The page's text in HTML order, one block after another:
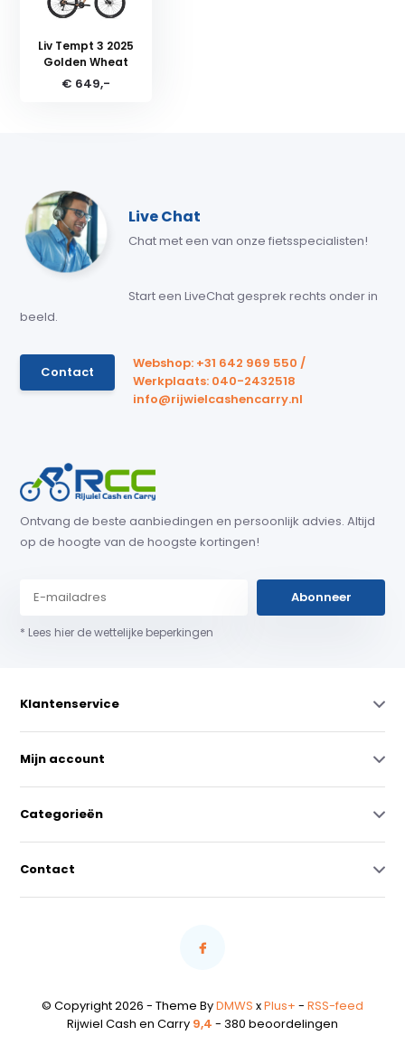
Liv Tempt 3 2025
Golden Wheat
€ 649,-
Live Chat
Chat met een van onze fietsspecialisten!
Start een LiveChat gesprek rechts onder in
beeld.
Contact
Webshop: +31 642 969 550 /
Werkplaats: 040-2432518
info@rijwielcashencarry.nl
Ontvang de beste aanbiedingen en persoonlijk advies. Altijd
op de hoogte van de hoogste kortingen!
Abonneer
* Lees hier de wettelijke beperkingen
Klantenservice
Mijn account
Categorieën
Contact
© Copyright 2026 - Theme ByDMWS xPlus+ - RSS-feed
Rijwiel Cash en Carry 9,4 - 380 beoordelingen